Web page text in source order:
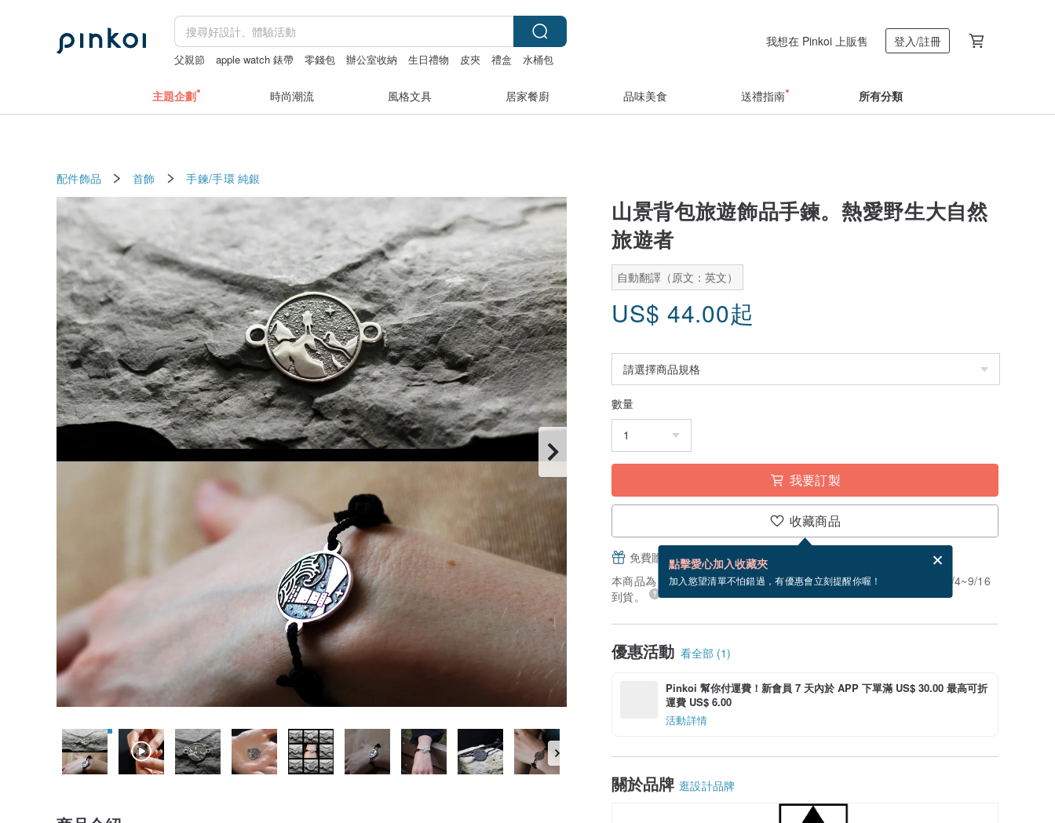
父親節 apple watch 錶帶 零錢包 辦公室收納 生日禮物 皮夾 禮盒 水桶包
我想在 Pinkoi 上販售 登入/註冊
主題企劃 時尚潮流 風格文具 居家餐廚 品味美食 送禮指南 所有分類
配件飾品 首飾 手鍊/手環 純銀
山景背包旅遊飾品手鍊。熱愛野生大自然
旅遊者
自動翻譯（原文：英文）
US$ 44.00起
數量
我要訂製
收藏商品
點擊愛心加入收藏夾
加入慾望清單不怕錯過，有優惠會立刻提醒你喔！
免費贈送電子賀卡，結帳完成後填寫
本商品為「接單訂製」。付款後需 7 個工作天製作。現在下單預估 9/4~9/16
到貨。
優惠活動 看全部 (1)
Pinkoi 幫你付運費！新會員 7 天內於 APP 下單滿 US$ 30.00 最高可折
運費 US$ 6.00
活動詳情
關於品牌 逛設計品牌